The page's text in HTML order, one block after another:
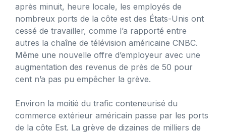
après minuit, heure locale, les employés de
nombreux ports de la côte est des États-Unis ont
cessé de travailler, comme l’a rapporté entre
autres la chaîne de télévision américaine CNBC.
Même une nouvelle offre d’employeur avec une
augmentation des revenus de près de 50 pour
cent n’a pas pu empêcher la grève.
Environ la moitié du trafic conteneurisé du
commerce extérieur américain passe par les ports
de la côte Est. La grève de dizaines de milliers de